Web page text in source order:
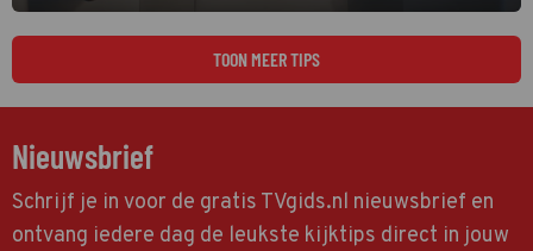
TOON MEER TIPS
Nieuwsbrief
Schrijf je in voor de gratis TVgids.nl nieuwsbrief en
ontvang iedere dag de leukste kijktips direct in jouw